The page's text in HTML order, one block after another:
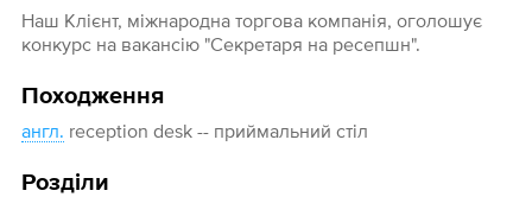
Наш Клієнт, міжнародна торгова компанія, оголошує
конкурс на вакансію "Секретаря на ресепшн".
Походження
англ. reception desk -- приймальний стіл
Розділи